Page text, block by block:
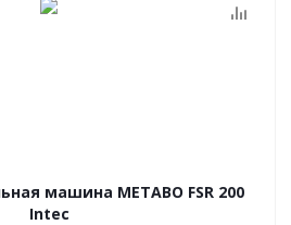
машина METABO FSR 200
Intec